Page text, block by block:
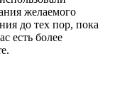
желаемого
до тех пор, пока
есть более